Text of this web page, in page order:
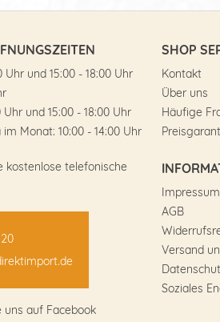
Uhr und 15:00 - 18:00 Uhr
Uhr und 15:00 - 18:00 Uhr
im Monat: 10:00 - 14:00 Uhr
kostenlose telefonische
uns auf Facebook
SHOP
Kontakt
Über uns
Häufige
Impressum
AGB
Versand
Soziales